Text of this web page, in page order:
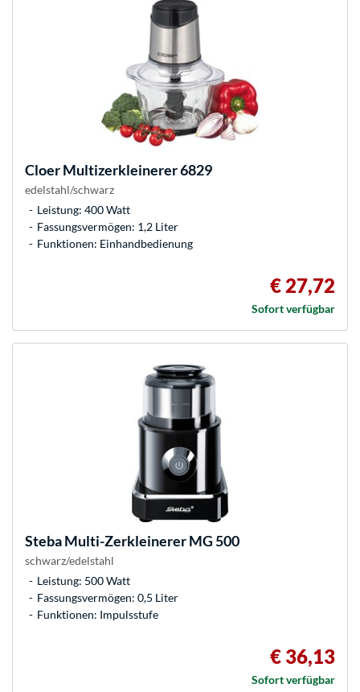
CloerMultizerkleinerer 6829
edelstahl/schwarz
Leistung: 400 Watt
Fassungsvermögen: 1,2 Liter
Funktionen: Einhandbedienung
€ 27,72
Sofort verfügbar
StebaMulti-Zerkleinerer MG 500
schwarz/edelstahl
Leistung: 500 Watt
Fassungsvermögen: 0,5 Liter
Funktionen: Impulsstufe
€ 36,13
Sofort verfügbar